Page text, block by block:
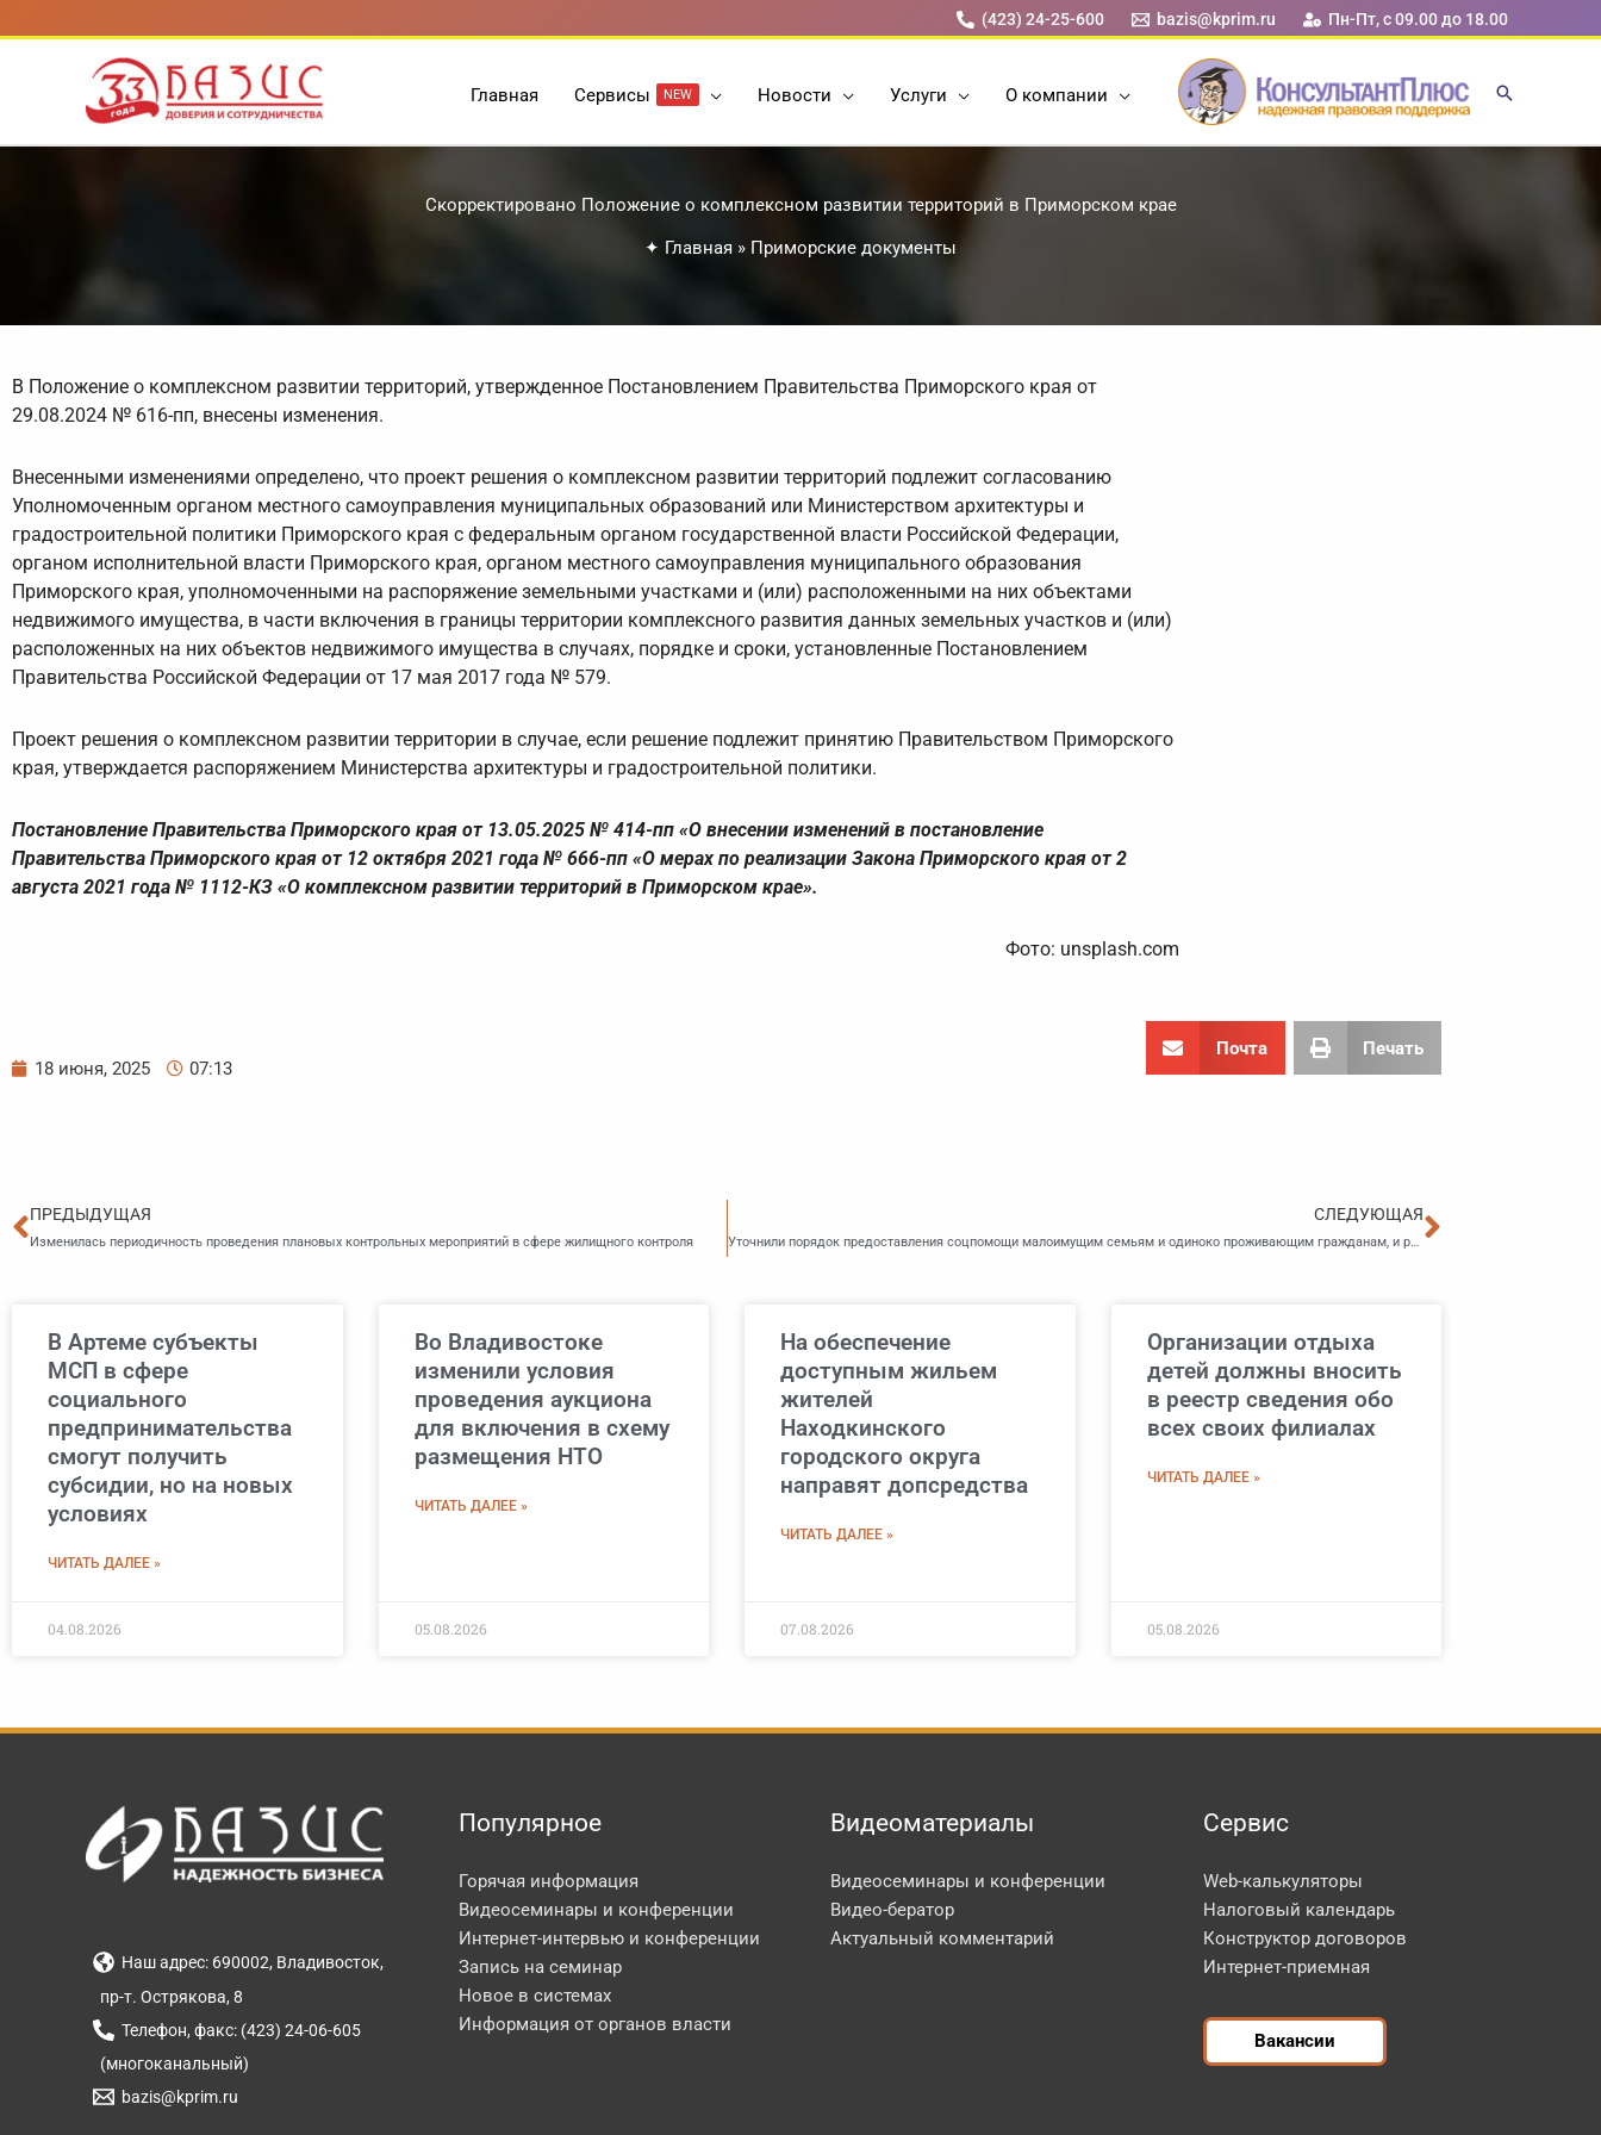
к
содержимому
(423) 24-25-600 bazis@kprim.ru Пн-Пт, с 09.00 до 18.00
Главная Cервисы NEW Новости Услуги О компании
Скорректировано Положение о комплексном развитии территорий в Приморском крае
✦ Главная » Приморские документы
В Положение о комплексном развитии территорий, утвержденное Постановлением Правительства Приморского края от
29.08.2024 № 616-пп, внесены изменения.
Внесенными изменениями определено, что проект решения о комплексном развитии территорий подлежит согласованию
Уполномоченным органом местного самоуправления муниципальных образований или Министерством архитектуры и
градостроительной политики Приморского края с федеральным органом государственной власти Российской Федерации,
органом исполнительной власти Приморского края, органом местного самоуправления муниципального образования
Приморского края, уполномоченными на распоряжение земельными участками и (или) расположенными на них объектами
недвижимого имущества, в части включения в границы территории комплексного развития данных земельных участков и (или)
расположенных на них объектов недвижимого имущества в случаях, порядке и сроки, установленные Постановлением
Правительства Российской Федерации от 17 мая 2017 года № 579.
Проект решения о комплексном развитии территории в случае, если решение подлежит принятию Правительством Приморского
края, утверждается распоряжением Министерства архитектуры и градостроительной политики.
Постановление Правительства Приморского края от 13.05.2025 № 414-пп «О внесении изменений в постановление
Правительства Приморского края от 12 октября 2021 года № 666-пп «О мерах по реализации Закона Приморского края от 2
августа 2021 года № 1112-КЗ «О комплексном развитии территорий в Приморском крае».
Фото: unsplash.com
18 июня, 2025 07:13
Почта Печать
Пред
ПРЕДЫДУЩАЯ
Изменилась периодичность проведения плановых контрольных мероприятий в сфере жилищного контроля
СЛЕДУЮЩАЯ
Уточнили порядок предоставления соцпомощи малоимущим семьям и одиноко проживающим гражданам, и реабилитированным лицам
В Артеме субъекты
МСП в сфере
социального
предпринимательства
смогут получить
субсидии, но на новых
условиях
ЧИТАТЬ ДАЛЕЕ »
04.08.2026
Во Владивостоке
изменили условия
проведения аукциона
для включения в схему
размещения НТО
ЧИТАТЬ ДАЛЕЕ »
05.08.2026
На обеспечение
доступным жильем
жителей
Находкинского
городского округа
направят допсредства
ЧИТАТЬ ДАЛЕЕ »
07.08.2026
Организации отдыха
детей должны вносить
в реестр сведения обо
всех своих филиалах
ЧИТАТЬ ДАЛЕЕ »
05.08.2026
Наш адрес: 690002, Владивосток,
пр-т. Острякова, 8
Телефон, факс: (423) 24-06-605
(многоканальный)
bazis@kprim.ru
Популярное
Горячая информация
Видеосеминары и конференции
Интернет-интервью и конференции
Запись на семинар
Новое в системах
Информация от органов власти
Видеоматериалы
Видеосеминары и конференции
Видео-бератор
Актуальный комментарий
Сервис
Web-калькуляторы
Налоговый календарь
Конструктор договоров
Интернет-приемная
Вакансии